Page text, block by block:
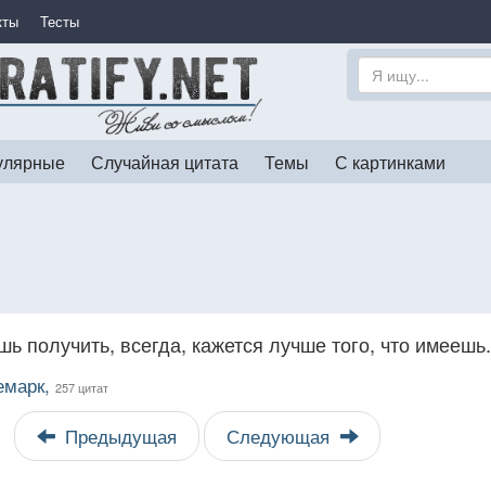
Тесты
Случайная цитата Темы С картинками
получить, всегда, кажется лучше того, что имеешь.
257 цитат
Предыдущая Следующая